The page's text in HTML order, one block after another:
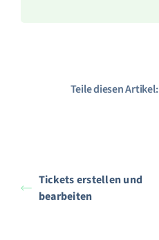
Teile diesen Artikel:
Tickets erstellen und
bearbeiten